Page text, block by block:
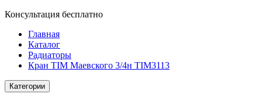
Консультация бесплатно
Главная
Каталог
Радиаторы
Кран TIM Маевского 3/4н TIM3113
Категории